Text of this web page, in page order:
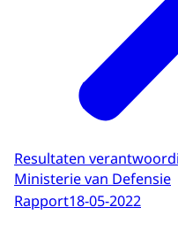
Resultaten
Ministerie van Defensie
Rapport18-05-2022